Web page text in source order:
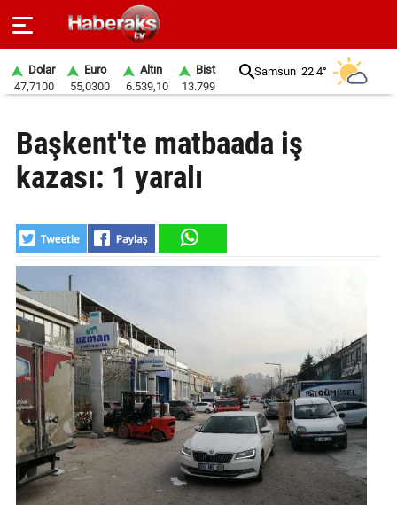
SPOR
YAŞAM
EKONOMİ
BELEDİYELER
SAĞLIK
SİYASET
EĞİTİM
GALERİ
VİDEO
YAZARLAR
Dolar
47,7100
Euro
55,0300
Altın
6.539,10
Bist
13.799
Samsun 22.4°
Başkent'te matbaada iş
kazası: 1 yaralı